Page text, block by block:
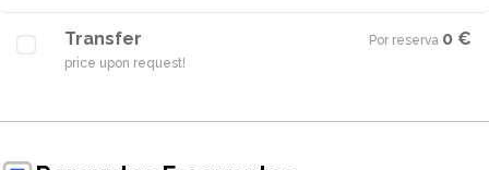
Transfer
price upon request!
Por reserva·0 €